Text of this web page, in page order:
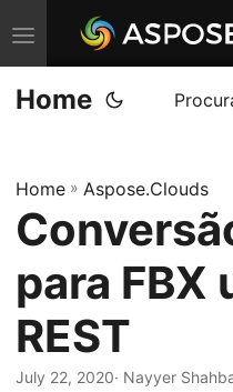
A
l
t
n
a
n
a
v
e
Home
Home » Aspose.Clouds
para FBX
REST
July 22, 2020· Nayyer